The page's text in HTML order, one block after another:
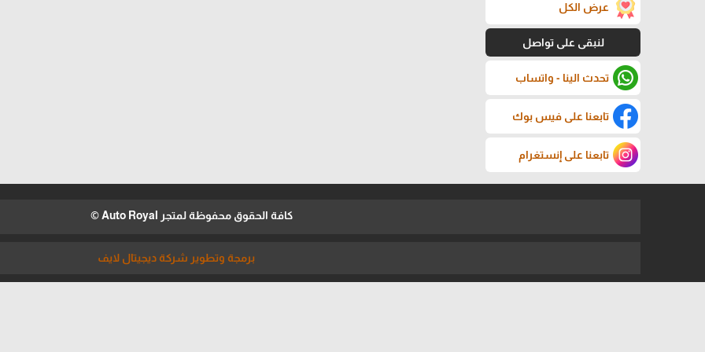
عرض الكل
لنبقى على تواصل
تحدث الينا - واتساب
تابعنا على فيس بوك
تابعنا على إنستغرام
كافة الحقوق محفوظة لمتجر Auto Royal ©
برمجة وتطوير شركة ديجيتال لايف